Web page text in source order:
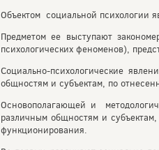
Объектом социальной психологии
Предметом ее выступают
психологических феноменов),
Социально-психологические
общностям и субъектам, по
Основополагающей и
различным общностям и
функционирования.